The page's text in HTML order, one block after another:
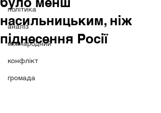
політика
аналіз
міжнародний
конфлікт
громада
насильницьким, ніж
піднесення Росії